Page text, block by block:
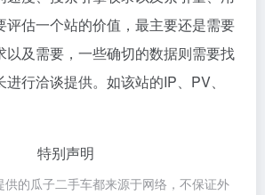
评估一个站的价值，最主要还是需要
以及需要，一些确切的数据则需要找
行洽谈提供。如该站的IP、PV、
特别声明
的瓜子二手车都来源于网络，不保证外